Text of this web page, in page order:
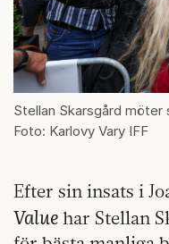
Stellan Skarsgård möter
Foto: Karlovy Vary IFF
Efter sin insats i
Value har Stellan